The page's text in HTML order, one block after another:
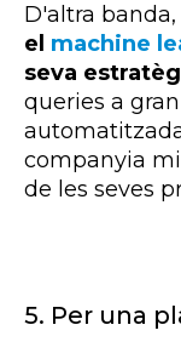
D'altra banda,
el machine
seva
queries a
companyia
de les seves
5. Per una